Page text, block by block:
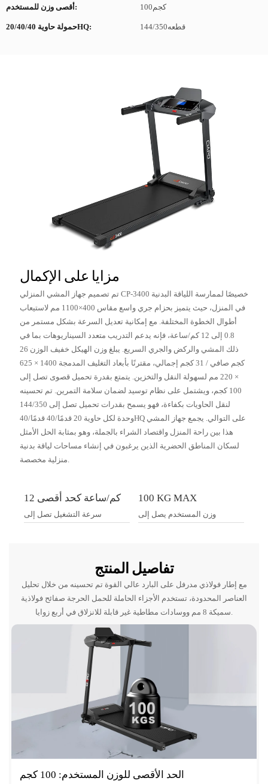
أقصى وزن للمستخدم: كجم100
حمولة حاوية 20/40/40HQ: قطعه144/350
مزايا على الإكمال
تم تصميم جهاز المشي المنزلي CP-3400 خصيصًا لممارسة اللياقة البدنية
في المنزل، حيث يتميز بحزام جري واسع مقاس 400×1100 مم لاستيعاب
أطوال الخطوة المختلفة. مع إمكانية تعديل السرعة بشكل مستمر من
0.8 إلى 12 كم/ساعة، فإنه يدعم التدريب متعدد السيناريوهات بما في
ذلك المشي والركض والجري السريع. يبلغ وزن الهيكل خفيف الوزن 26
كجم صافي / 31 كجم إجمالي، مقترنًا بأبعاد التغليف المدمجة 1400 × 625
× 220 مم لسهولة النقل والتخزين. يتمتع بقدرة تحميل قصوى تصل إلى
100 كجم، ويشتمل على نظام توسيد لضمان سلامة التمرين. تم تحسينه
لنقل الحاويات بكفاءة، فهو يسمح بقدرات تحميل تصل إلى 144/350
وحدة لكل حاوية 20 قدمًا/40 قدمًا/40HQ على التوالي. يجمع جهاز المشي
هذا بين راحة المنزل واقتصاد الشراء بالجملة، وهو بمثابة الحل الأمثل
لسكان المناطق الحضرية الذين يرغبون في إنشاء مساحات لياقة بدنية
منزلية مخصصة.
12 كم/ساعة كحد أقصى
سرعة التشغيل تصل إلى
100 KG MAX
وزن المستخدم يصل إلى
تفاصيل المنتج
مع إطار فولاذي مدرفل على البارد عالي القوة تم تحسينه من خلال تحليل
العناصر المحدودة، تستخدم الأجزاء الحاملة للحمل الحرجة صفائح فولاذية
الحد الأقصى للوزن المستخدم: 100 كجم